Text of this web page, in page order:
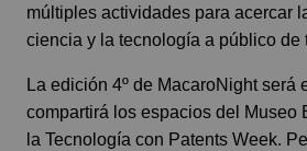
múltiples actividades para acercar
ciencia y la tecnología a público de
La edición 4º de MacaroNight será
compartirá los espacios del Museo
la Tecnología con Patents Week.